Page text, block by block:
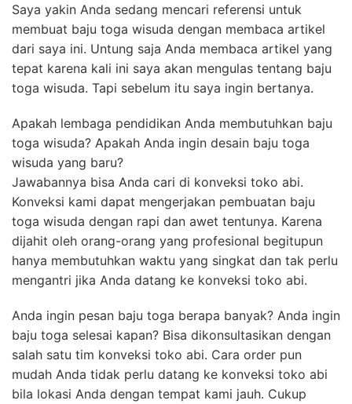
Saya yakin Anda sedang mencari referensi untuk
membuat baju toga wisuda dengan membaca artikel
dari saya ini. Untung saja Anda membaca artikel yang
tepat karena kali ini saya akan mengulas tentang baju
toga wisuda. Tapi sebelum itu saya ingin bertanya.
Apakah lembaga pendidikan Anda membutuhkan baju
toga wisuda? Apakah Anda ingin desain baju toga
wisuda yang baru?
Jawabannya bisa Anda cari di konveksi toko abi.
Konveksi kami dapat mengerjakan pembuatan baju
toga wisuda dengan rapi dan awet tentunya. Karena
dijahit oleh orang-orang yang profesional begitupun
hanya membutuhkan waktu yang singkat dan tak perlu
mengantri jika Anda datang ke konveksi toko abi.
Anda ingin pesan baju toga berapa banyak? Anda ingin
baju toga selesai kapan? Bisa dikonsultasikan dengan
salah satu tim konveksi toko abi. Cara order pun
mudah Anda tidak perlu datang ke konveksi toko abi
bila lokasi Anda dengan tempat kami jauh. Cukup